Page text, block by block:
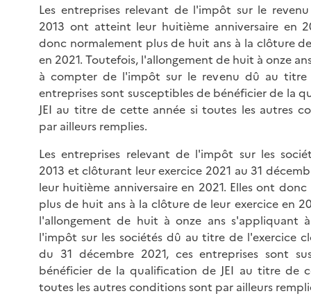
Les entreprises relevant de l'impôt sur le
2013 ont atteint leur huitième anniversaire en
donc normalement plus de huit ans à la clôture
en 2021. Toutefois, l'allongement de huit à onze
à compter de l'impôt sur le revenu dû au titre
entreprises sont susceptibles de bénéficier de la
JEI au titre de cette année si toutes les autres
par ailleurs remplies.
Les entreprises relevant de l'impôt sur les
2013 et clôturant leur exercice 2021 au 31
leur huitième anniversaire en 2021. Elles ont
plus de huit ans à la clôture de leur exercice en
l'allongement de huit à onze ans s'appliquant
l'impôt sur les sociétés dû au titre de l'exercice
du 31 décembre 2021, ces entreprises sont
bénéficier de la qualification de JEI au titre de
toutes les autres conditions sont par ailleurs